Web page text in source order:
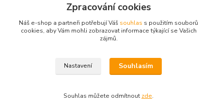
Mgr. Darina Janoušková
Dadoos 2025
Zpracování cookies
Náš e-shop a partneři potřebují Váš souhlas s použitím souborů
cookies, aby Vám mohli zobrazovat informace týkající se Vašich
zájmů.
Nastavení Souhlasím
Souhlas můžete odmítnout zde.